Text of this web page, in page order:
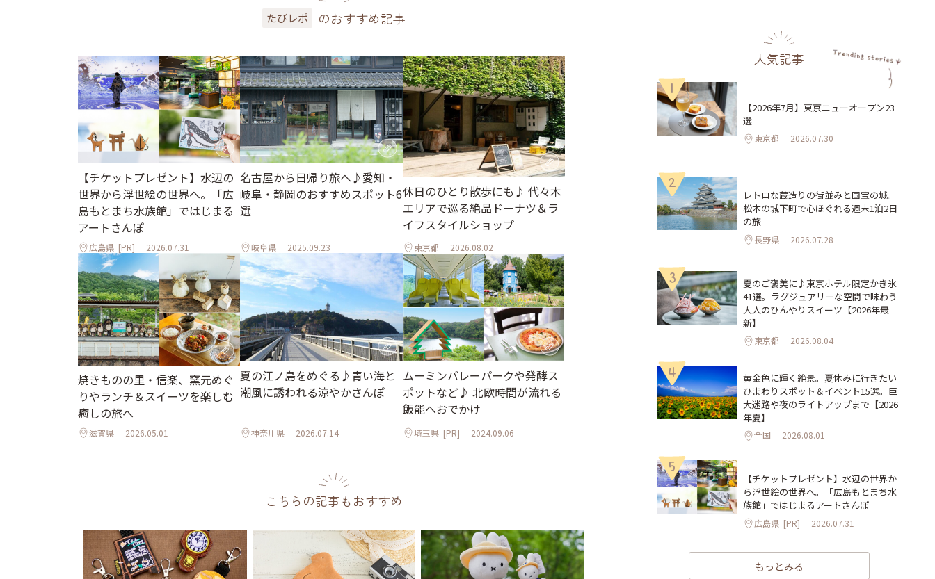
たびレポ のおすすめ記事
【チケットプレゼント】水辺の
世界から浮世絵の世界へ。「広
島もとまち水族館」ではじまる
アートさんぽ
広島県 [PR] 2026.07.31
名古屋から日帰り旅へ♪愛知・
岐阜・静岡のおすすめスポット6
選
岐阜県 2025.09.23
休日のひとり散歩にも♪ 代々木
エリアで巡る絶品ドーナツ＆ラ
イフスタイルショップ
東京都 2026.08.02
焼きものの里・信楽、窯元めぐ
りやランチ＆スイーツを楽しむ
癒しの旅へ
滋賀県 2026.05.01
夏の江ノ島をめぐる♪青い海と
潮風に誘われる涼やかさんぽ
神奈川県 2026.07.14
ムーミンバレーパークや発酵ス
ポットなど♪ 北欧時間が流れる
飯能へおでかけ
埼玉県[PR] 2024.09.06
こちらの記事もおすすめ
人気記事
1
【2026年7月】東京ニューオープン23
選
東京都 2026.07.30
2
レトロな蔵造りの街並みと国宝の城。
松本の城下町で心ほぐれる週末1泊2日
の旅
長野県 2026.07.28
3
夏のご褒美に♪東京ホテル限定かき氷
41選。ラグジュアリーな空間で味わう
大人のひんやりスイーツ【2026年最
新】
東京都 2026.08.04
4
黄金色に輝く絶景。夏休みに行きたい
ひまわりスポット＆イベント15選。巨
大迷路や夜のライトアップまで【2026
年夏】
全国 2026.08.01
5
【チケットプレゼント】水辺の世界か
ら浮世絵の世界へ。「広島もとまち水
族館」ではじまるアートさんぽ
広島県 [PR] 2026.07.31
もっとみる